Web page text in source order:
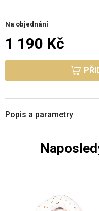
Na objednání
1 190 Kč
Popis a parametry